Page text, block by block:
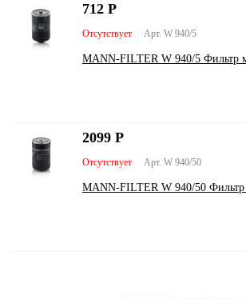
Арт. W 940/5
Отсутствует
MANN-FILTER W 940/5 Фильтр
712 Р
Арт. W 940/50
Отсутствует
MANN-FILTER W 940/50 Фильтр
2099 Р